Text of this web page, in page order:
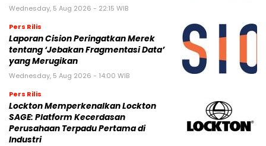
Wednesday, 5 Aug 2026 - 22:15 WIB
Pers Rilis
Laporan Cision Peringatkan Merek
tentang ‘Jebakan Fragmentasi Data’
yang Merugikan
Wednesday, 5 Aug 2026 - 14:00 WIB
Pers Rilis
Lockton Memperkenalkan Lockton
SAGE: Platform Kecerdasan
Perusahaan Terpadu Pertama di
Industri